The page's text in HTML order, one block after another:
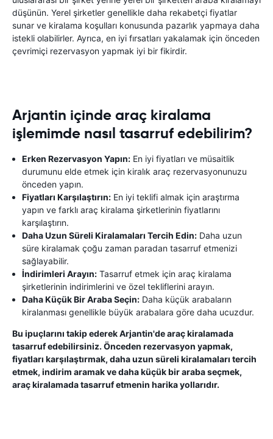
düşünün. Yerel şirketler genellikle daha rekabetçi fiyatlar
sunar ve kiralama koşulları konusunda pazarlık yapmaya daha
istekli olabilirler. Ayrıca, en iyi fırsatları yakalamak için önceden
çevrimiçi rezervasyon yapmak iyi bir fikirdir.
Arjantin içinde araç kiralama
işlemimde nasıl tasarruf edebilirim?
Erken Rezervasyon Yapın: En iyi fiyatları ve müsaitlik
durumunu elde etmek için kiralık araç rezervasyonunuzu
önceden yapın.
Fiyatları Karşılaştırın: En iyi teklifi almak için araştırma
yapın ve farklı araç kiralama şirketlerinin fiyatlarını
karşılaştırın.
Daha Uzun Süreli Kiralamaları Tercih Edin: Daha uzun
süre kiralamak çoğu zaman paradan tasarruf etmenizi
sağlayabilir.
İndirimleri Arayın: Tasarruf etmek için araç kiralama
şirketlerinin indirimlerini ve özel tekliflerini arayın.
Daha Küçük Bir Araba Seçin: Daha küçük arabaların
kiralanması genellikle büyük arabalara göre daha ucuzdur.
Bu ipuçlarını takip ederek Arjantin'de araç kiralamada
tasarruf edebilirsiniz. Önceden rezervasyon yapmak,
fiyatları karşılaştırmak, daha uzun süreli kiralamaları tercih
etmek, indirim aramak ve daha küçük bir araba seçmek,
araç kiralamada tasarruf etmenin harika yollarıdır.